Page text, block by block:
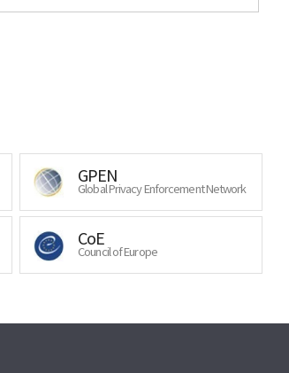
GPEN
Global Privacy Enforcement Network
CoE
Council of Europe